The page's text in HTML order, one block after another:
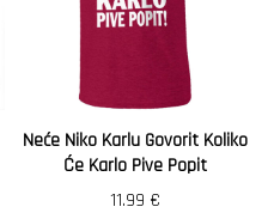
Neće Niko Karlu Govorit Koliko
Će Karlo Pive Popit
11.99 €